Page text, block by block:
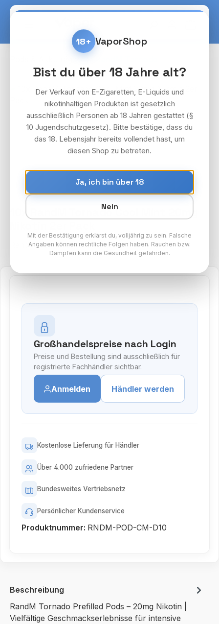
Zum Hauptinhalt springen
Bildergalerie überspringen
10x RandM Tornado Cool Mint 20mg
RandM Tornado Pods Paket
Großhandelspreise nach Login
Preise und Bestellung sind ausschließlich für
registrierte Fachhändler sichtbar.
Anmelden Händler werden
Kostenlose Lieferung für Händler
Über 4.000 zufriedene Partner
Bundesweites Vertriebsnetz
Persönlicher Kundenservice
Produktnummer: RNDM-POD-CM-D10
Beschreibung
RandM Tornado Prefilled Pods – 20mg Nikotin |
Vielfältige Geschmackserlebnisse für intensive
18+ VaporShop
Bist du über 18 Jahre alt?
Der Verkauf von E-Zigaretten, E-Liquids und
nikotinhaltigen Produkten ist gesetzlich
ausschließlich Personen ab 18 Jahren gestattet (§
10 Jugendschutzgesetz). Bitte bestätige, dass du
das 18. Lebensjahr bereits vollendet hast, um
diesen Shop zu betreten.
Ja, ich bin über 18
Nein
Mit der Bestätigung erklärst du, volljährig zu sein. Falsche
Angaben können rechtliche Folgen haben. Rauchen bzw.
Dampfen kann die Gesundheit gefährden.